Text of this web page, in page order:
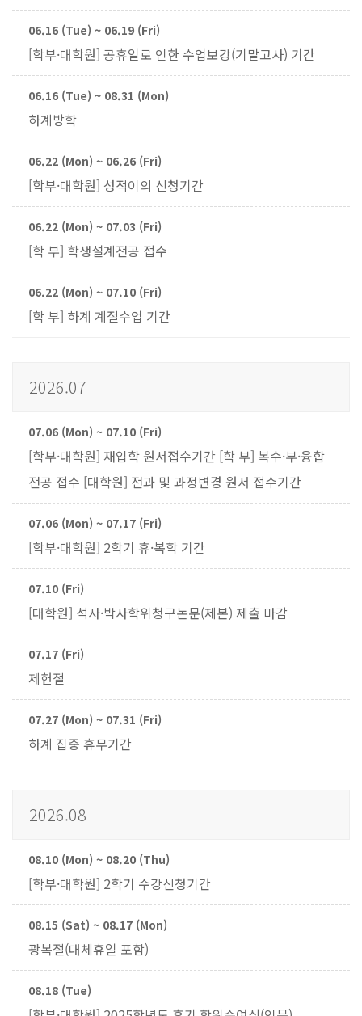
06.16 (Tue) ~ 06.19 (Fri)
[학부·대학원] 공휴일로 인한 수업보강(기말고사) 기간
06.16 (Tue) ~ 08.31 (Mon)
하계방학
06.22 (Mon) ~ 06.26 (Fri)
[학부·대학원] 성적이의 신청기간
06.22 (Mon) ~ 07.03 (Fri)
[학 부] 학생설계전공 접수
06.22 (Mon) ~ 07.10 (Fri)
[학 부] 하계 계절수업 기간
2026.07
07.06 (Mon) ~ 07.10 (Fri)
[학부·대학원] 재입학 원서접수기간 [학 부] 복수·부·융합
전공 접수 [대학원] 전과 및 과정변경 원서 접수기간
07.06 (Mon) ~ 07.17 (Fri)
[학부·대학원] 2학기 휴·복학 기간
07.10 (Fri)
[대학원] 석사·박사학위청구논문(제본) 제출 마감
07.17 (Fri)
제헌절
07.27 (Mon) ~ 07.31 (Fri)
하계 집중 휴무기간
2026.08
08.10 (Mon) ~ 08.20 (Thu)
[학부·대학원] 2학기 수강신청기간
08.15 (Sat) ~ 08.17 (Mon)
광복절(대체휴일 포함)
08.18 (Tue)